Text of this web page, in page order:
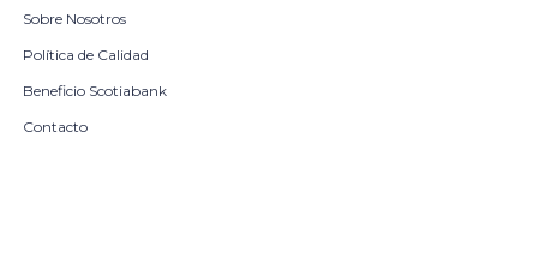
Sobre Nosotros
Política de Calidad
Beneficio Scotiabank
Contacto